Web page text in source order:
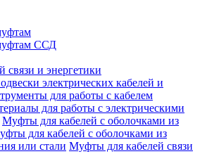
ССД
связи и энергетики
электрических кабелей и
для работы с кабелем
для работы с электрическими
Муфты для кабелей с оболочками из
для кабелей с оболочками из
или стали Муфты для кабелей связи